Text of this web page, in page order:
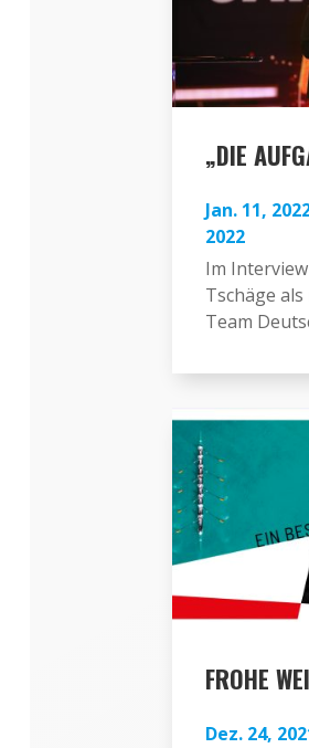
„DIE
Jan. 11,
2022
Im
Tschäge
Team
FROHE
Dez. 24,